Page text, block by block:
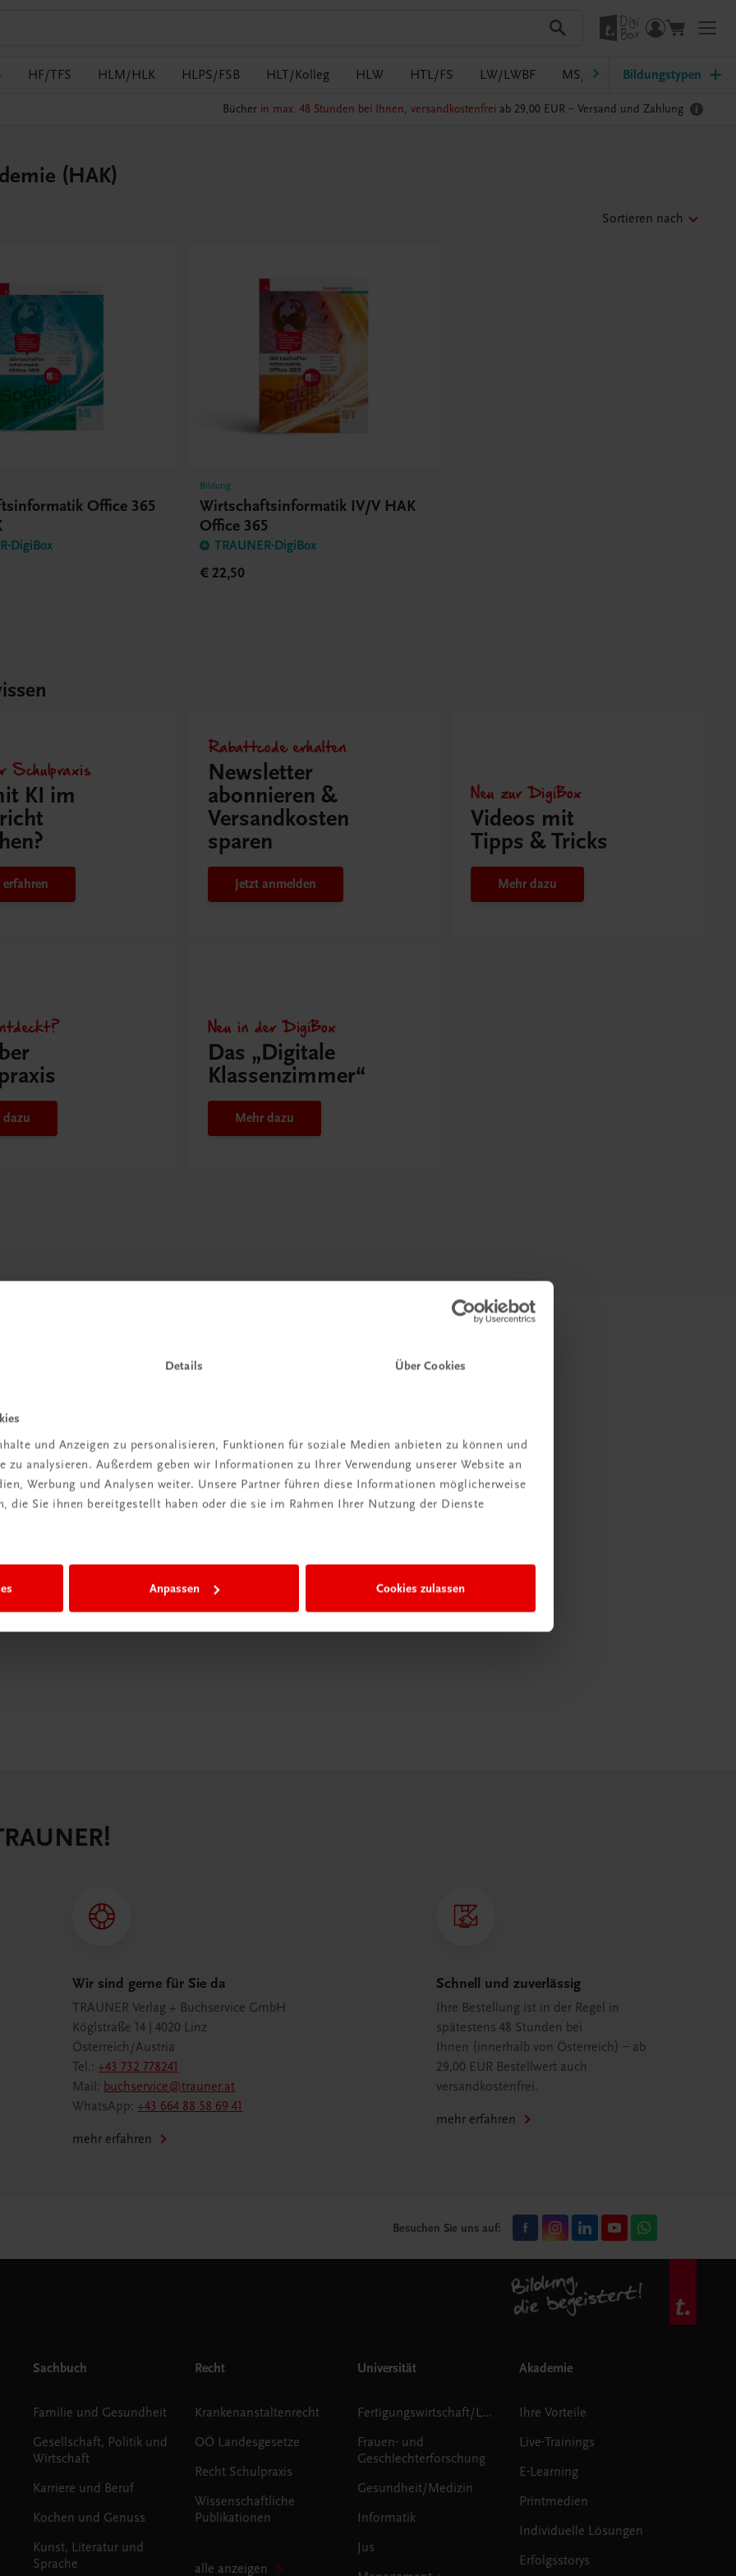
Details Über Cookies
und Anzeigen zu personalisieren, Funktionen für soziale Medien anbieten zu können und
zu analysieren. Außerdem geben wir Informationen zu Ihrer Verwendung unserer Website an
Werbung und Analysen weiter. Unsere Partner führen diese Informationen möglicherweise
die Sie ihnen bereitgestellt haben oder die sie im Rahmen Ihrer Nutzung der Dienste
Anpassen Cookies zulassen
HF/TFS HLM/HLK HLPS/FSB HLT/Kolleg HLW HTL/FS LW/LWBF MS/ASO Pflege PTS
Bildungstypen
Bücher in max. 48 Stunden bei Ihnen, versandkostenfrei ab 29,00 EUR – Versand und Zahlung
(HAK)
Sortieren nach
Office 365
DigiBox
Bildung
Wirtschaftsinformatik IV/V HAK
Office 365
TRAUNER-DigiBox
€ 22,50
Schulpraxis
KI im
erfahren
Rabattcode erhalten
Newsletter
abonnieren &
Versandkosten
sparen
Jetzt anmelden
Neu zur DigiBox
Videos mit
Tipps & Tricks
Mehr dazu
dazu
Neu in der DigiBox
Das „Digitale
Klassenzimmer“
Mehr dazu
der
eine
Wir sind gerne für Sie da
TRAUNER Verlag + Buchservice GmbH
Köglstraße 14 | 4020 Linz
Österreich/Austria
Tel.:+43 732 778241
Mail: buchservice@trauner.at
WhatsApp:+43 664 88 58 69 41
mehr erfahren
Schnell und zuverlässig
Ihre Bestellung ist in der Regel in
spätestens 48 Stunden bei
Ihnen (innerhalb von Österreich) – ab
29,00 EUR Bestellwert auch
versandkostenfrei.
mehr erfahren
Besuchen Sie uns auf:
Sachbuch
Familie und Gesundheit
Gesellschaft, Politik und
Wirtschaft
Karriere und Beruf
Kochen und Genuss
Kunst, Literatur und
Sprache
Recht
Krankenanstaltenrecht
OÖ Landesgesetze
Recht Schulpraxis
Wissenschaftliche
Publikationen
alle anzeigen
Universität
Fertigungswirtschaft/Logistik
Frauen- und
Geschlechterforschung
Gesundheit/Medizin
Informatik
Jus
Akademie
Ihre Vorteile
Live-Trainings
E-Learning
Printmedien
Individuelle Lösungen
Erfolgsstorys